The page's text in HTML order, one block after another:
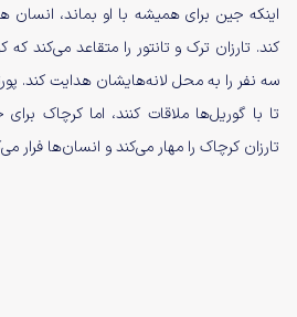
اینکه جین برای همیشه با او بماند،
کند. تارزان ترک و تانتور را متقاعد می‌کند
سه نفر را به محل لانه‌هایشان هدایت کند.
تا با گوریل‌ها ملاقات کنند، اما کرچاک
تارزان کرچاک را مهار می‌کند و انسان‌ها فرار